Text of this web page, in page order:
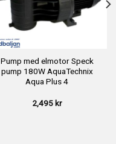
Pump med elmotor Speck
pump 180W AquaTechnix
Aqua Plus 4
2,495kr